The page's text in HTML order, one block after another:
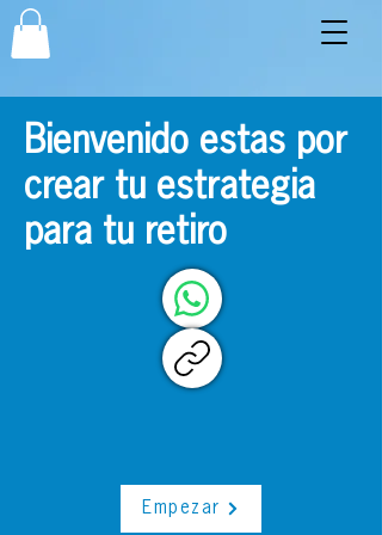
Bienvenido estas por
crear tu estrategia
para tu retiro
Empezar